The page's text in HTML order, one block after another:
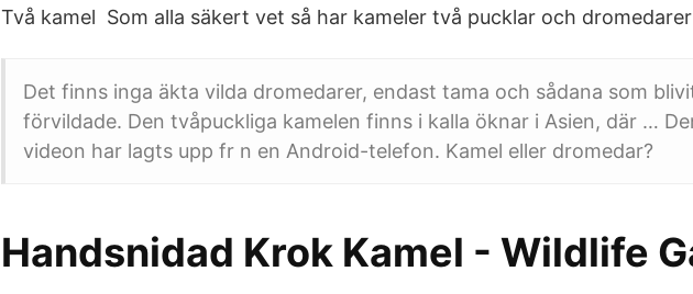
Två kamel Som alla säkert vet så har kameler två pucklar och
Det finns inga äkta vilda dromedarer, endast tama och sådana som
förvildade. Den tvåpuckliga kamelen finns i kalla öknar i Asien, där …
videon har lagts upp fr n en Android-telefon. Kamel eller dromedar?
Handsnidad Krok Kamel - Wildlife